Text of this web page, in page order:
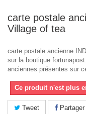
carte postale
Village of tea
carte postale ancienne
sur la boutique
anciennes présentes sur
Ce produit n'est plus
Tweet Partager